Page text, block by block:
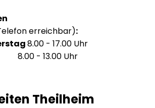
erreichbar):
8.00 - 17.00 Uhr
8.00 - 13.00 Uhr
Theilheim